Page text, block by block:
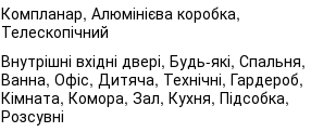
Компланар, Алюмінієва коробка,
Телескопічний
Внутрішні вхідні двері, Будь-які, Спальня,
Ванна, Офіс, Дитяча, Технічні, Гардероб,
Кімната, Комора, Зал, Кухня, Підсобка,
Розсувні